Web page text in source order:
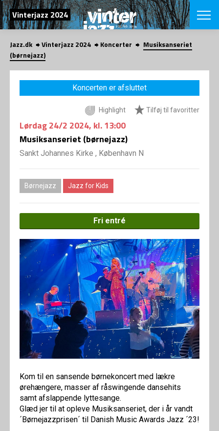
SØG
Vinterjazz 2024
English
VÆLG
VINTERJAZZ
Temaer
LOCATIONS
Om fonden
SHOP
Jazz.dk Vinterjazz 2024 Koncerter
Musiksanseriet
(børnejazz)
Koncerten er afsluttet
Highlight Tilføj til favoritter
Lørdag24/2 2024, kl. 13:00
Musiksanseriet (børnejazz)
Sankt Johannes Kirke , København N
Børnejazz Jazz for Kids
Fri entré
Kom til en sansende børnekoncert med lækre
ørehængere, masser af råswingende dansehits
samt afslappende lyttesange.
Glæd jer til at opleve Musiksanseriet, der i år vandt
´Børnejazzprisen´ til Danish Music Awards Jazz ´23!